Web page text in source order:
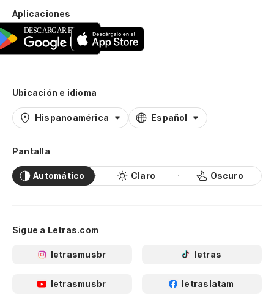
Aplicaciones
Ubicación e idioma
Hispanoamérica Español
Pantalla
Automático Claro Oscuro
Sigue a Letras.com
letrasmusbr letras
letrasmusbr letraslatam